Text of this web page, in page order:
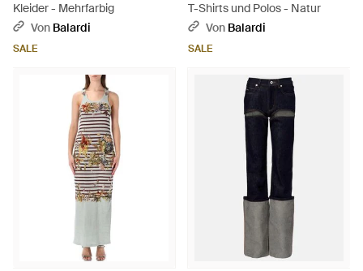
Kleider - Mehrfarbig
Von Balardi
SALE
T-Shirts und Polos - Natur
Von Balardi
SALE